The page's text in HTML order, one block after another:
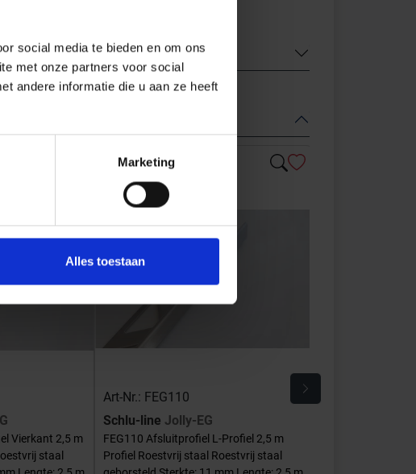
social media te bieden en om ons
met onze partners voor social
andere informatie die u aan ze heeft
Marketing
Alles toestaan
Vierkant 2,5 m
staal
Art-Nr.: FEG110
Schlu-line Jolly-EG
FEG110 Afsluitprofiel L-Profiel 2,5 m
Profiel Roestvrij staal Roestvrij staal